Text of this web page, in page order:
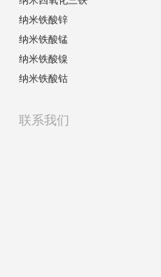
纳米铁酸锌
纳米铁酸锰
纳米铁酸镍
纳米铁酸钴
联系我们